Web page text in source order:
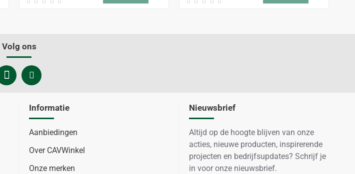
Volg ons
Informatie
Aanbiedingen
Over CAVWinkel
Onze merken
Nieuwsbrief
Altijd op de hoogte blijven van onze
acties, nieuwe producten, inspirerende
projecten en bedrijfsupdates? Schrijf je
in voor onze nieuwsbrief.